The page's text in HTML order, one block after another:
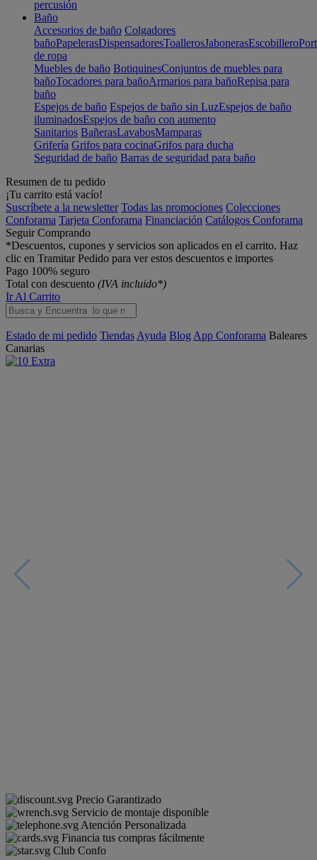
percusión
Baño
Accesorios de baño Colgadores
bañoPapelerasDispensadoresToallerosJabonerasEscobillero
de ropa
Muebles de baño BotiquinesConjuntos de muebles para
bañoTocadores para bañoArmarios para bañoRepisa para
baño
Espejos de baño Espejos de baño sin LuzEspejos de baño
iluminadosEspejos de baño con aumento
Sanitarios BañerasLavabosMamparas
Grifería Grifos para cocinaGrifos para ducha
Seguridad de baño Barras de seguridad para baño
Resumen de tu pedido
¡Tu carrito está vacío!
Suscríbete a la newsletter Todas las promociones Colecciones
Conforama Tarjeta Conforama Financiación Catálogos Conforama
Seguir Comprando
*Descuentos, cupones y servicios son aplicados en el carrito. Haz
clic en Tramitar Pedido para ver estos descuentos e importes
Pago 100% seguro
Total con descuento (IVA incluido*)
Ir Al Carrito
Estado de mi pedido Tiendas Ayuda Blog App Conforama Baleares
Canarias
Precio Garantizado
Servicio de montaje disponible
Atención Personalizada
Financia tus compras fácilmente
Club Confo